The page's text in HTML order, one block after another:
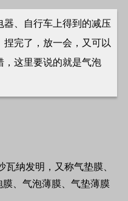
、自行车上得到的减压
完了，放一会，又可以
，这里要说的就是气泡
瓦纳发明，又称气垫膜、
、气泡薄膜、气垫薄膜